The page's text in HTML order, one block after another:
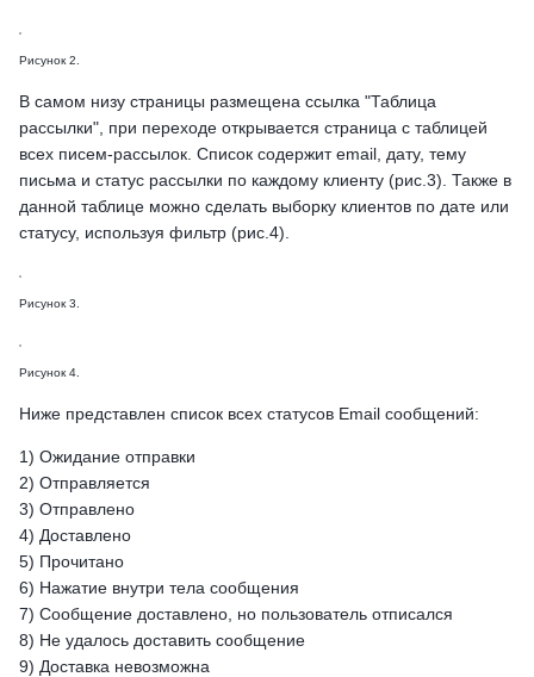
Рисунок 2.
В самом низу страницы размещена ссылка "Таблица
рассылки", при переходе открывается страница с таблицей
всех писем-рассылок. Список содержит email, дату, тему
письма и статус рассылки по каждому клиенту (рис.3). Также в
данной таблице можно сделать выборку клиентов по дате или
статусу, используя фильтр (рис.4).
Рисунок 3.
Рисунок 4.
Ниже представлен список всех статусов Email сообщений:
1) Ожидание отправки
2) Отправляется
3) Отправлено
4) Доставлено
5) Прочитано
6) Нажатие внутри тела сообщения
7) Сообщение доставлено, но пользователь отписался
8) Не удалось доставить сообщение
9) Доставка невозможна